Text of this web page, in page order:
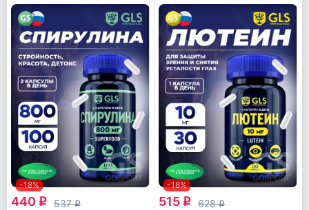
-18%
440 q 537q
-18%
515 q 628q